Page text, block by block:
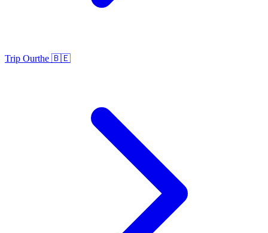
Trip Ourthe 🇧🇪